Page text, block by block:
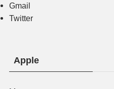
Gmail
Twitter
Apple